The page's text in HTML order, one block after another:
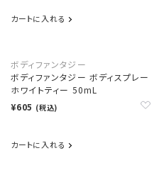
カートに入れる
ボディファンタジー
ボディファンタジー ボディスプレー
ホワイトティー 50mL
¥605 (税込)
カートに入れる